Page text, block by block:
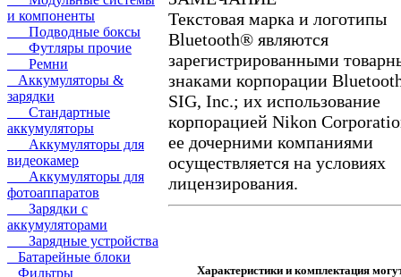
и компоненты
Подводные боксы
Футляры прочие
Ремни
Аккумуляторы &
зарядки
Стандартные
аккумуляторы
Аккумуляторы для
видеокамер
Аккумуляторы для
фотоаппаратов
Зарядки с
аккумуляторами
Зарядные устройства
Батарейные блоки
Фильтры
Текстовая марка и логотипы
Bluetooth® являются
зарегистрированными
знаками корпорации
SIG, Inc.; их использование
корпорацией Nikon
ее дочерними компаниями
осуществляется на условиях
лицензирования.
Характеристики и комплектация